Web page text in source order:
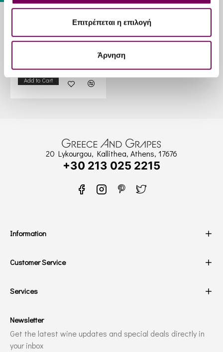
Επιτρέπεται η επιλογή
Άρνηση
Add to Cart
20 Lykourgou, Kallithea, Athens, 17676
+30 213 025 2215
Information
Customer Service
Services
Newsletter
Get the latest wine updates and special deals directly in
your inbox